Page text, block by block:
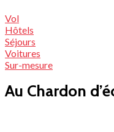
Vol
Hôtels
Séjours
Voitures
Sur-mesure
Au Chardon